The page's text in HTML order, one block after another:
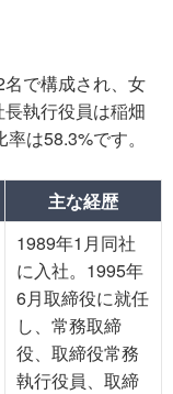
で構成され、女
執行役員は稲畑
は58.3%です。
主な経歴
1989年1月同社
に入社。1995年
6月取締役に就任
し、常務取締
役、取締役常務
執行役員、取締